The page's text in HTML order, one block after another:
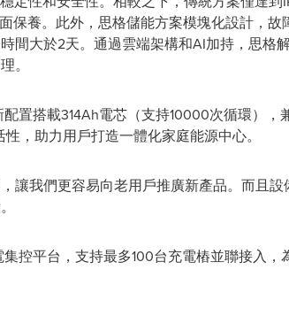
保養。此外，思格儲能方案模塊化設計，故
間大於2天。通過雲端架構和AI加持，思格
。
置搭載314Ah電芯（支持10000次循環），
，助力用戶打造一體化家庭能源中心。
讓我們更容易向老用戶推廣新產品。而且
控平台，支持最多100台充電樁並聯接入，